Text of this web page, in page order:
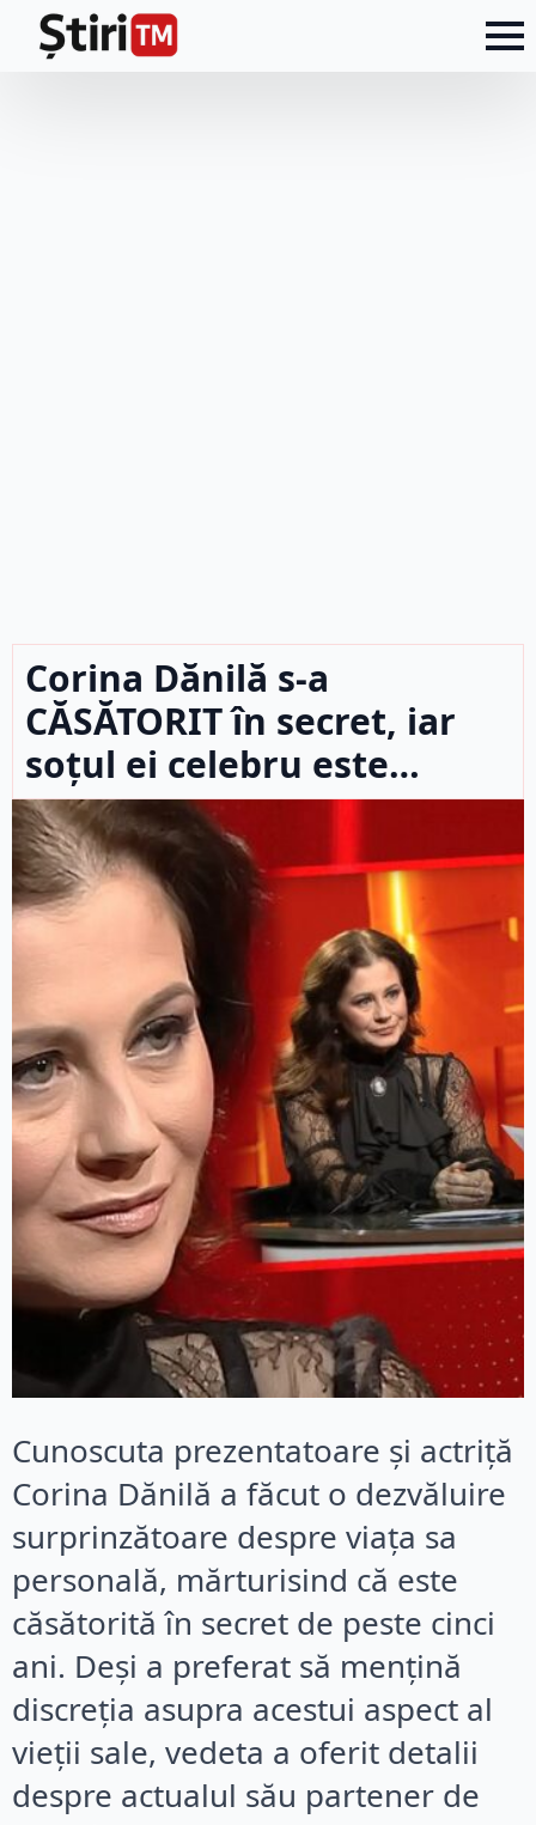
Corina Dănilă s-a
CĂSĂTORIT în secret, iar
soțul ei celebru este…
Cunoscuta prezentatoare și actriță
Corina Dănilă a făcut o dezvăluire
surprinzătoare despre viața sa
personală, mărturisind că este
căsătorită în secret de peste cinci
ani. Deși a preferat să mențină
discreția asupra acestui aspect al
vieții sale, vedeta a oferit detalii
despre actualul său partener de